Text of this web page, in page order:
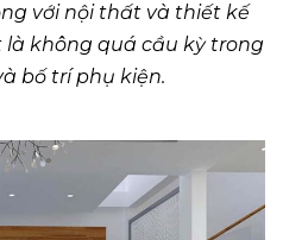
với nội thất và thiết kế
không quá cầu kỳ trong
bố trí phụ kiện.